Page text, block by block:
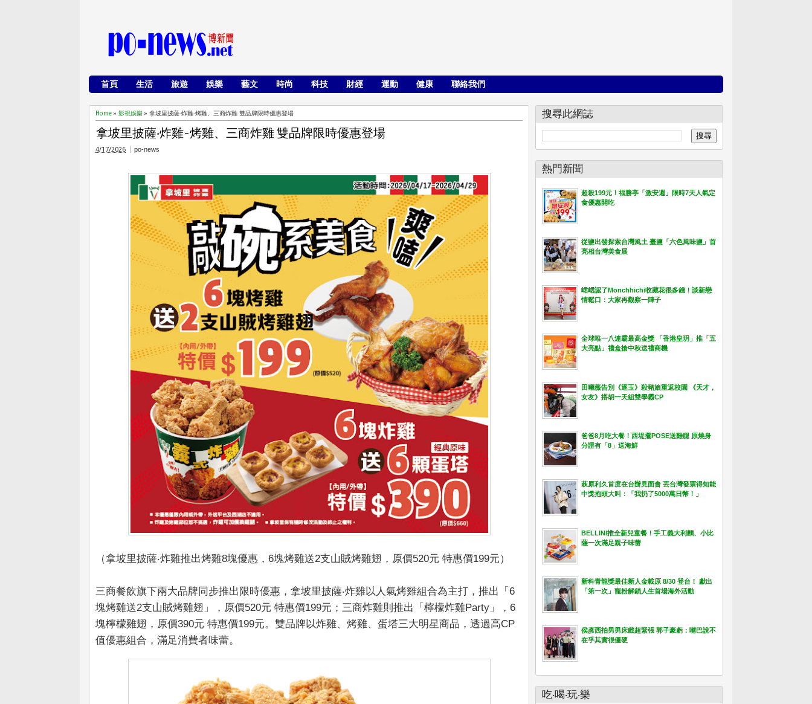
首頁 生活 旅遊 娛樂 藝文 時尚 科技 財經 運動 健康 聯絡我們
Home » 影視娛樂 » 拿坡里披薩‧炸雞-烤雞、三商炸雞 雙品牌限時優惠登場
拿坡里披薩‧炸雞-烤雞、三商炸雞 雙品牌限時優惠登場
4/17/2026 po-news
（拿坡里披薩‧炸雞推出烤雞8塊優惠，6塊烤雞送2支山賊烤雞翅，原價520元 特惠價199元）
三商餐飲旗下兩大品牌同步推出限時優惠，拿坡里披薩‧炸雞以人氣烤雞組合為主打，推出「6
塊烤雞送2支山賊烤雞翅」，原價520元 特惠價199元；三商炸雞則推出「檸檬炸雞Party」，6
塊檸檬雞翅，原價390元 特惠價199元。雙品牌以炸雞、烤雞、蛋塔三大明星商品，透過高CP
值優惠組合，滿足消費者味蕾。
搜尋此網誌
熱門新聞
超殺199元！福勝亭「激安週」限時7天人氣定
食優惠開吃
從鹽出發探索台灣風土 臺鹽「六色風味鹽」首
亮相台灣美食展
峮峮認了Monchhichi收藏花很多錢！談新戀
情鬆口：大家再觀察一陣子
全球唯一八連霸最高金獎 「香港皇玥」推「五
大亮點」禮盒搶中秋送禮商機
田曦薇告別《逐玉》殺豬娘重返校園 《天才，
女友》搭胡一天組雙學霸CP
爸爸8月吃大餐！西堤擺POSE送雞腿 原燒身
分證有「8」送海鮮
萩原利久首度在台辦見面會 丟台灣發票得知能
中獎抱頭大叫：「我扔了5000萬日幣！」
BELLINI推全新兒童餐！手工義大利麵、小比
薩一次滿足親子味蕾
新科青龍獎最佳新人金載原 8/30 登台！ 獻出
「第一次」寵粉解鎖人生首場海外活動
侯彥西拍男男床戲超緊張 郭子豪虧：嘴巴說不
在乎其實很僵硬
吃‧喝‧玩‧樂